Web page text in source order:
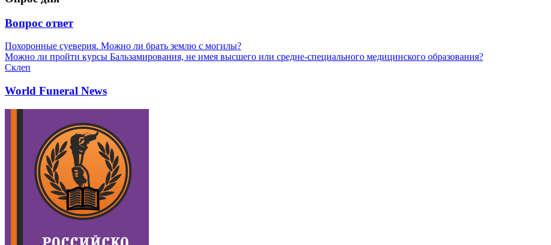
Вопрос ответ
Похоронные суеверия. Можно ли брать землю с могилы?
Можно ли пройти курсы Бальзамирования, не имея высшего или средне-специального медицинского образования?
Склеп
World Funeral News